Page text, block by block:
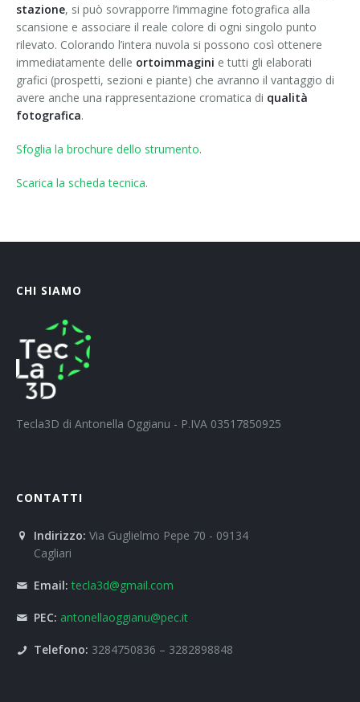
stazione, si può sovrapporre l’immagine fotografica alla
scansione e associare il reale colore di ogni singolo punto
rilevato. Colorando l’intera nuvola si possono così ottenere
immediatamente delle ortoimmagini e tutti gli elaborati
grafici (prospetti, sezioni e piante) che avranno il vantaggio di
avere anche una rappresentazione cromatica di qualità
fotografica.
Sfoglia la brochure dello strumento.
Scarica la scheda tecnica.
CHI SIAMO
Tecla3D di Antonella Oggianu - P.IVA 03517850925
CONTATTI
Indirizzo: Via Guglielmo Pepe 70 - 09134
Cagliari
Email: tecla3d@gmail.com
PEC: antonellaoggianu@pec.it
Telefono: 3284750836 – 3282898848